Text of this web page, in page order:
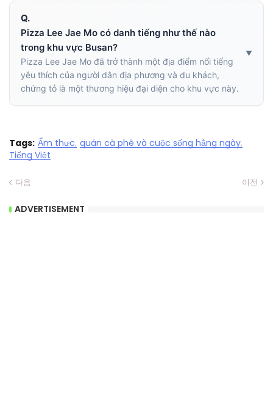
Q.
Pizza Lee Jae Mo có danh tiếng như thế nào
trong khu vực Busan?
Pizza Lee Jae Mo đã trở thành một địa điểm nổi tiếng
yêu thích của người dân địa phương và du khách,
chứng tỏ là một thương hiệu đại diện cho khu vực này.
Tags: Ẩm thực quán cà phê và cuộc sống hằng ngày
Tiếng Việt
다음 이전
ADVERTISEMENT